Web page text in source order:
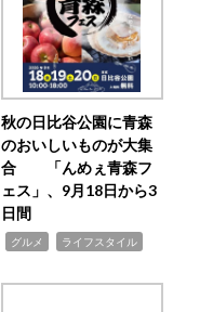
秋の日比谷公園に青森
のおいしいものが大集
合 「んめぇ青森フ
ェス」、9月18日から3
日間
グルメ ライフスタイル